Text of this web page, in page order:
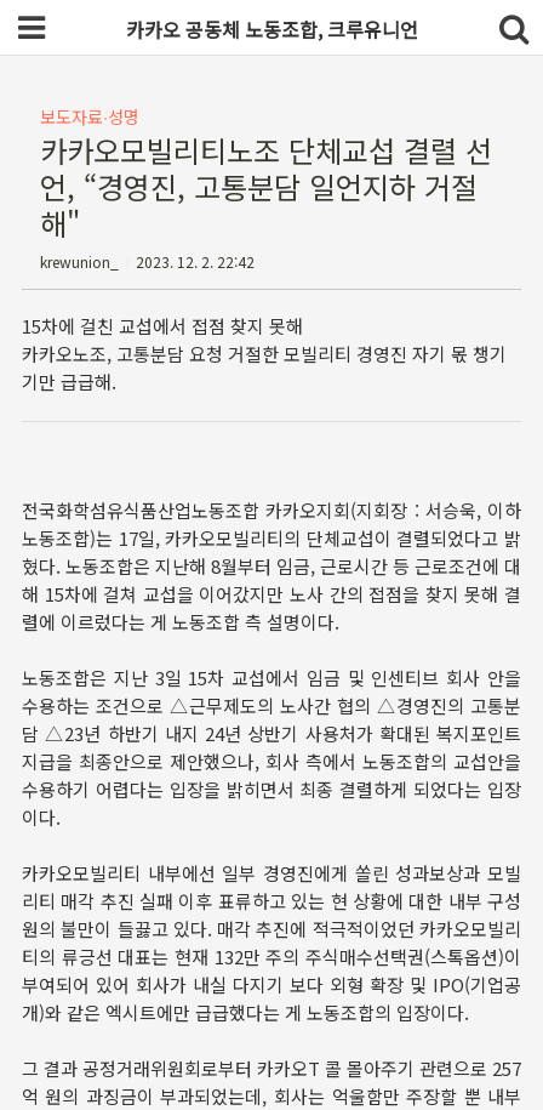
카카오 공동체 노동조합, 크루유니언
보도자료∙성명
카카오모빌리티노조 단체교섭 결렬 선
언, “경영진, 고통분담 일언지하 거절
해"
krewunion_ 2023. 12. 2. 22:42
15차에 걸친 교섭에서 접점 찾지 못해
카카오노조, 고통분담 요청 거절한 모빌리티 경영진 자기 몫 챙기
기만 급급해.
전국화학섬유식품산업노동조합 카카오지회(지회장 : 서승욱, 이하
노동조합)는 17일, 카카오모빌리티의 단체교섭이 결렬되었다고 밝
혔다. 노동조합은 지난해 8월부터 임금, 근로시간 등 근로조건에 대
해 15차에 걸쳐 교섭을 이어갔지만 노사 간의 접점을 찾지 못해 결
렬에 이르렀다는 게 노동조합 측 설명이다.
노동조합은 지난 3일 15차 교섭에서 임금 및 인센티브 회사 안을
수용하는 조건으로 △근무제도의 노사간 협의 △경영진의 고통분
담 △23년 하반기 내지 24년 상반기 사용처가 확대된 복지포인트
지급을 최종안으로 제안했으나, 회사 측에서 노동조합의 교섭안을
수용하기 어렵다는 입장을 밝히면서 최종 결렬하게 되었다는 입장
이다.
카카오모빌리티 내부에선 일부 경영진에게 쏠린 성과보상과 모빌
리티 매각 추진 실패 이후 표류하고 있는 현 상황에 대한 내부 구성
원의 불만이 들끓고 있다. 매각 추진에 적극적이었던 카카오모빌리
티의 류긍선 대표는 현재 132만 주의 주식매수선택권(스톡옵션)이
부여되어 있어 회사가 내실 다지기 보다 외형 확장 및 IPO(기업공
개)와 같은 엑시트에만 급급했다는 게 노동조합의 입장이다.
그 결과 공정거래위원회로부터 카카오T 콜 몰아주기 관련으로 257
억 원의 과징금이 부과되었는데, 회사는 억울함만 주장할 뿐 내부